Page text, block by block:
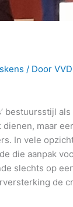
/ Door VVD
bestuursstijl als
maar
In vele
die aanpak
slechts op
de